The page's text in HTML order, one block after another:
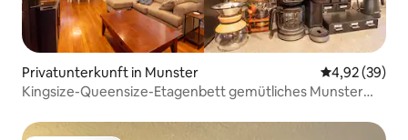
Privatunterkunft in Munster
4,92 (39)
Kingsize-Queensize-Etagenbett gemütliches Munster